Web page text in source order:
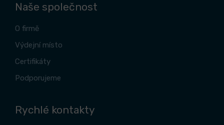
Naše společnost
O firmě
Výdejní místo
Certifikáty
Podporujeme
Rychlé kontakty